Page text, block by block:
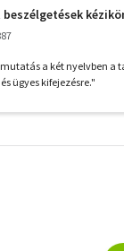
beszélgetések
a két nyelvben a
ügyes kifejezésre."